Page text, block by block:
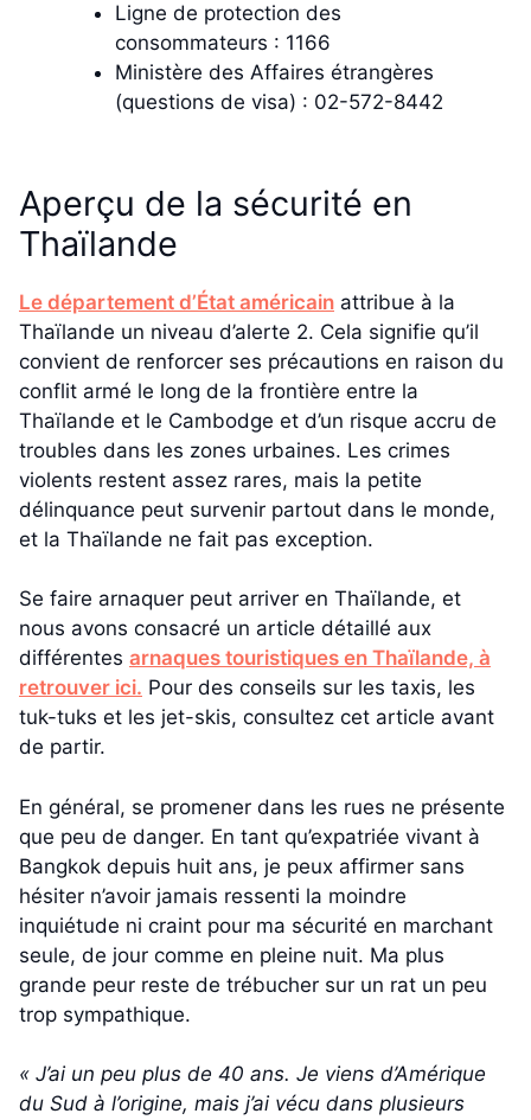
Ligne de protection des
consommateurs : 1166
Ministère des Affaires étrangères
(questions de visa) : 02-572-8442
Aperçu de la sécurité en
Thaïlande
Le département d’État américain attribue à la
Thaïlande un niveau d’alerte 2. Cela signifie qu’il
convient de renforcer ses précautions en raison du
conflit armé le long de la frontière entre la
Thaïlande et le Cambodge et d’un risque accru de
troubles dans les zones urbaines. Les crimes
violents restent assez rares, mais la petite
délinquance peut survenir partout dans le monde,
et la Thaïlande ne fait pas exception.
Se faire arnaquer peut arriver en Thaïlande, et
nous avons consacré un article détaillé aux
différentes arnaques touristiques en Thaïlande, à
retrouver ici. Pour des conseils sur les taxis, les
tuk-tuks et les jet-skis, consultez cet article avant
de partir.
En général, se promener dans les rues ne présente
que peu de danger. En tant qu’expatriée vivant à
Bangkok depuis huit ans, je peux affirmer sans
hésiter n’avoir jamais ressenti la moindre
inquiétude ni craint pour ma sécurité en marchant
seule, de jour comme en pleine nuit. Ma plus
grande peur reste de trébucher sur un rat un peu
trop sympathique.
« J’ai un peu plus de 40 ans. Je viens d’Amérique
du Sud à l’origine, mais j’ai vécu dans plusieurs